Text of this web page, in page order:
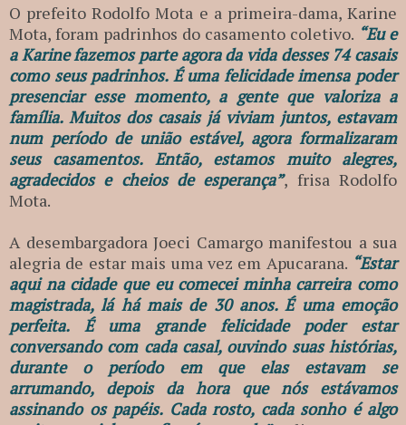
O prefeito Rodolfo Mota e a primeira-dama, Karine
Mota, foram padrinhos do casamento coletivo. “Eu e
a Karine fazemos parte agora da vida desses 74 casais
como seus padrinhos. É uma felicidade imensa poder
presenciar esse momento, a gente que valoriza a
família. Muitos dos casais já viviam juntos, estavam
num período de união estável, agora formalizaram
seus casamentos. Então, estamos muito alegres,
agradecidos e cheios de esperança”, frisa Rodolfo
Mota.
A desembargadora Joeci Camargo manifestou a sua
alegria de estar mais uma vez em Apucarana. “Estar
aqui na cidade que eu comecei minha carreira como
magistrada, lá há mais de 30 anos. É uma emoção
perfeita. É uma grande felicidade poder estar
conversando com cada casal, ouvindo suas histórias,
durante o período em que elas estavam se
arrumando, depois da hora que nós estávamos
assinando os papéis. Cada rosto, cada sonho é algo